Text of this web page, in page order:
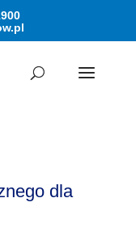
dla